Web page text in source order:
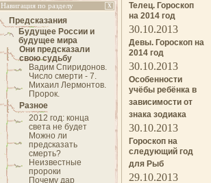
Навигация по разделу X
Предсказания
Будущее России и
будущее мира
Они предсказали
свою судьбу
Вадим Спиридонов.
Число смерти - 7.
Михаил Лермонтов.
Пророк.
Разное
2012 год: конца
света не будет
Можно ли
предсказать
смерть?
Неизвестные
пророки
Почему дар
Телец. Гороскоп
на 2014 год
30.10.2013
Девы. Гороскоп на
2014 год
30.10.2013
Особенности
учёбы ребёнка в
зависимости от
знака зодиака
30.10.2013
Гороскоп на
следующий год
для Рыб
29.10.2013